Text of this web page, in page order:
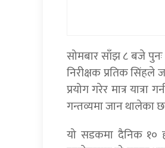
सोमबार साँझ ८ बजे पुनः
निरीक्षक प्रतिक
प्रयोग गरेर मात्र
गन्तव्यमा जान थालेका
यो सडकमा दैनिक १०